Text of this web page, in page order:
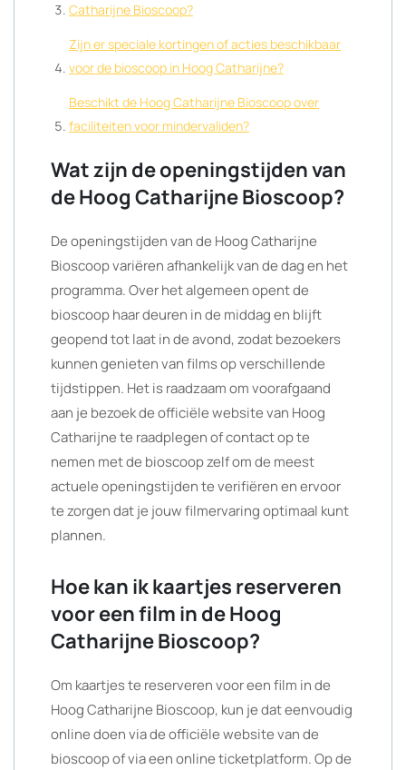
Catharijne Bioscoop?
Zijn er speciale kortingen of acties beschikbaar
voor de bioscoop in Hoog Catharijne?
Beschikt de Hoog Catharijne Bioscoop over
faciliteiten voor mindervaliden?
Wat zijn de openingstijden van
de Hoog Catharijne Bioscoop?
De openingstijden van de Hoog Catharijne
Bioscoop variëren afhankelijk van de dag en het
programma. Over het algemeen opent de
bioscoop haar deuren in de middag en blijft
geopend tot laat in de avond, zodat bezoekers
kunnen genieten van films op verschillende
tijdstippen. Het is raadzaam om voorafgaand
aan je bezoek de officiële website van Hoog
Catharijne te raadplegen of contact op te
nemen met de bioscoop zelf om de meest
actuele openingstijden te verifiëren en ervoor
te zorgen dat je jouw filmervaring optimaal kunt
plannen.
Hoe kan ik kaartjes reserveren
voor een film in de Hoog
Catharijne Bioscoop?
Om kaartjes te reserveren voor een film in de
Hoog Catharijne Bioscoop, kun je dat eenvoudig
online doen via de officiële website van de
bioscoop of via een online ticketplatform. Op de